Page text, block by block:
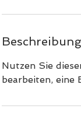
Beschreibung
Nutzen Sie
bearbeiten, eine